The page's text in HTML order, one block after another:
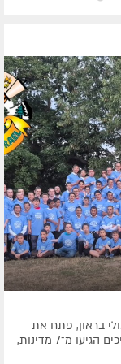
בראון, פתח את
שעריו ל־117 ילדים שיחוו קיץ חסידי ועוצמתי. החניכים הגיעו מ־7 מדינות,